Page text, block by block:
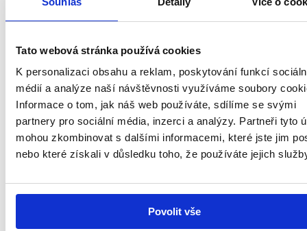
Tato webová stránka používá cookies
K personalizaci obsahu a reklam, poskytování funkcí
médií a analýze naší návštěvnosti využíváme soubory
Informace o tom, jak náš web používáte, sdílíme se svými
partnery pro sociální média, inzerci a analýzy. Partneři tyto
mohou zkombinovat s dalšími informacemi, které jste jim
nebo které získali v důsledku toho, že používáte jejich
Povolit vše
Andělského blogu.
Zobrazit